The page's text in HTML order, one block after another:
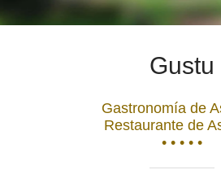
Gustu
Gastronomía de
Restaurante de
• • • • •